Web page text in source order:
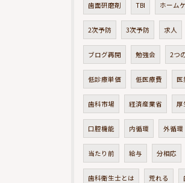
歯面研磨剤 TBI ホーム
2次予防 3次予防 求人
ブログ再開 勉強会 2つ
低診療単価 低医療費 医
歯科市場 経済産業省 厚
口腔機能 内循環 外循環
当たり前 給与 分相応
歯科衛生士とは 荒れる